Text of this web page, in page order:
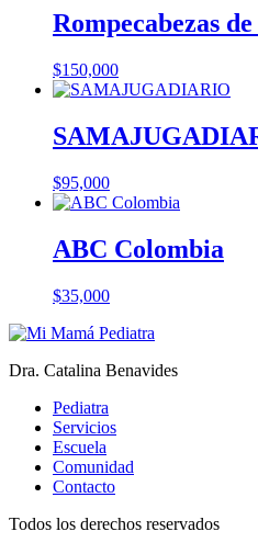
Rompecabezas
$150,000
$95,000
ABC Colombia
$35,000
Dra. Catalina Benavides
Pediatra
Servicios
Escuela
Comunidad
Contacto
Todos los derechos reservados